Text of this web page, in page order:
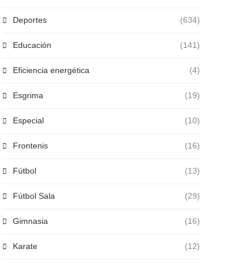
Deportes (634)
Educación (141)
Eficiencia energética (4)
Esgrima (19)
Especial (10)
Frontenis (16)
Fútbol (13)
Fútbol Sala (29)
Gimnasia (16)
Karate (12)